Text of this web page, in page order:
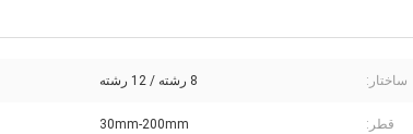
ساختار: 8 رشته / 12 رشته
قطر: 30mm-200mm